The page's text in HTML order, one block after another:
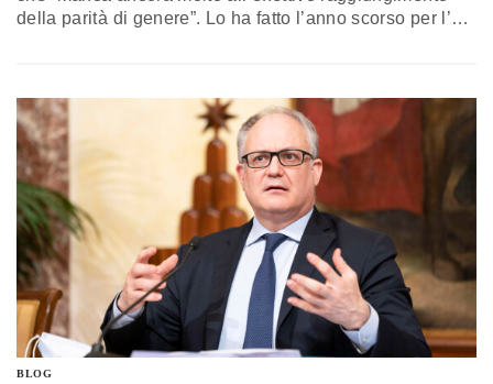
della parità di genere”. Lo ha fatto l’anno scorso per l’8
discriminazione femminile viene riproposta. 25
Novembre: ci aspetta…
BLOG